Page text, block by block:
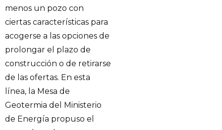
menos un pozo con
ciertas características para
acogerse a las opciones de
prolongar el plazo de
construcción o de retirarse
de las ofertas. En esta
línea, la Mesa de
Geotermia del Ministerio
de Energía propuso el